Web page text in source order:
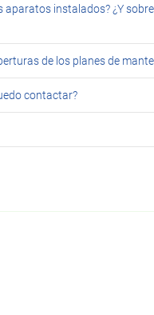
aparatos instalados? ¿Y
de los planes de
contactar?